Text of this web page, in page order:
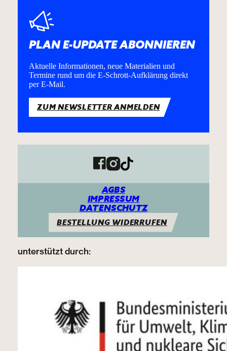
PLAN E-UPDATE ABONNIEREN
Aktuelle Informationen, neue Materialien und
Termine rund um die E-Schrott-Aufklärung direkt
per E-Mail.
ZUM NEWSLETTER ANMELDEN
Folg Plan E auf Facebook
Folg Plan E auf Instagram
Folg Plan E auf Tiktok
AGBS
IMPRESSUM
DATENSCHUTZ
BESTELLUNG WIDERRUFEN
unterstützt durch: